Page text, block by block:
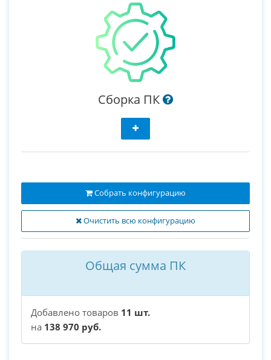
Сборка ПК
Очистить всю конфигурацию
Собрать конфигурацию
Общая сумма ПК
Добавлено товаров 11 шт.
на 138 970 руб.